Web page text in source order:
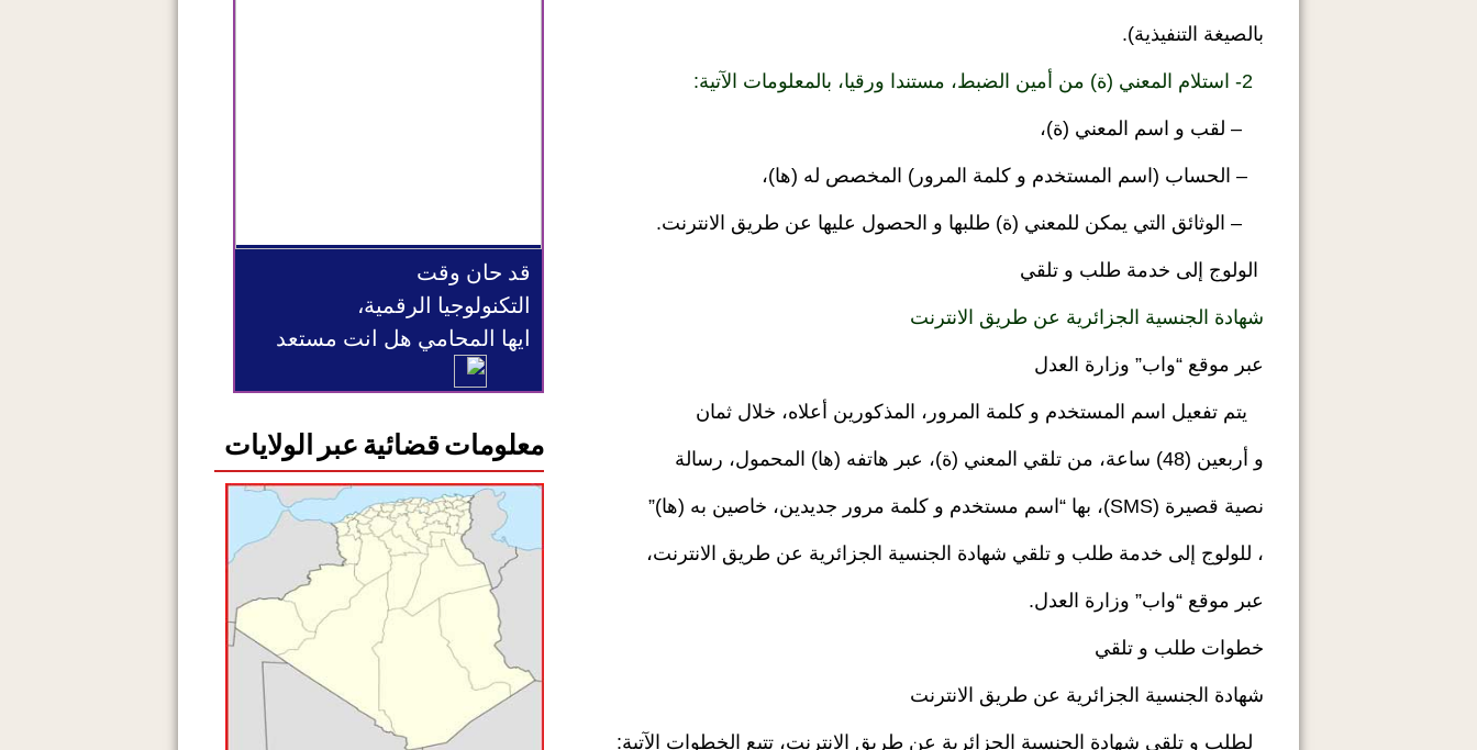
بالصيغة التنفيذية).
2- استلام المعني (ة) من أمين الضبط، مستندا ورقيا، بالمعلومات الآتية:
– لقب و اسم المعني (ة)،
– الحساب (اسم المستخدم و كلمة المرور) المخصص له (ها)،
– الوثائق التي يمكن للمعني (ة) طلبها و الحصول عليها عن طريق الانترنت.
الولوج إلى خدمة طلب و تلقي
شهادة الجنسية الجزائرية عن طريق الانترنت
عبر موقع “واب” وزارة العدل
يتم تفعيل اسم المستخدم و كلمة المرور، المذكورين أعلاه، خلال ثمان
و أربعين (48) ساعة، من تلقي المعني (ة)، عبر هاتفه (ها) المحمول، رسالة
نصية قصيرة (SMS)، بها “اسم مستخدم و كلمة مرور جديدين، خاصين به (ها)”
، للولوج إلى خدمة طلب و تلقي شهادة الجنسية الجزائرية عن طريق الانترنت،
عبر موقع “واب” وزارة العدل.
خطوات طلب و تلقي
شهادة الجنسية الجزائرية عن طريق الانترنت
لطلب و تلقي شهادة الجنسية الجزائرية عن طريق الانترنت، تتبع الخطوات الآتية:
قد حان وقت
التكنولوجيا الرقمية،
ايها المحامي هل انت مستعد
معلومات قضائية عبر الولايات